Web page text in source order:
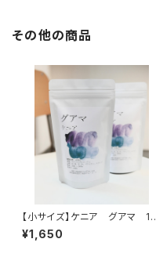
その他の商品
【小サイズ】ケニア グアマ 12
0ｇ 中深煎り
¥1,650